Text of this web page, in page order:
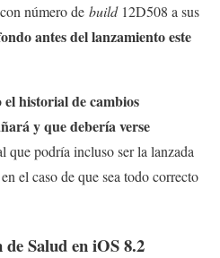
número de build12D508 a sus
antes del lanzamiento este
el historial de cambios
y que debería verse
que podría incluso ser la lanzada
el caso de que sea todo correcto
Salud en iOS 8.2